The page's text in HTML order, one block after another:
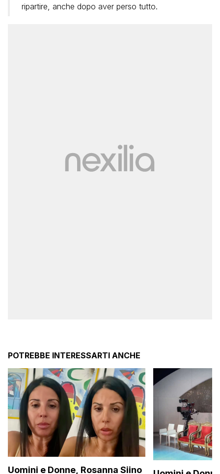
ripartire, anche dopo aver perso tutto.
POTREBBE INTERESSARTI ANCHE
Uomini e Donne, Rosanna Siino